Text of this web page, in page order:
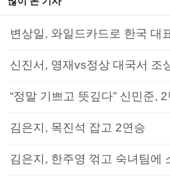
변상일, 와일드카드로 한국 대
신진서, 영재vs정상 대국서 조
“정말 기쁘고 뜻깊다” 신민준,
김은지, 목진석 잡고 2연승
김은지, 한주영 꺾고 숙녀팀에